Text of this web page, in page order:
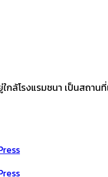
กล้โรงแรมชนา เป็นสถาน